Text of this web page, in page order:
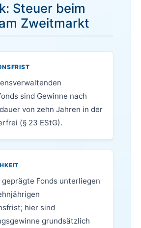
Steuer beim
Zweitmarkt
sind Gewinne nach
von zehn Jahren in der
(§ 23 EStG).
geprägte Fonds unterliegen
hier sind
grundsätzlich